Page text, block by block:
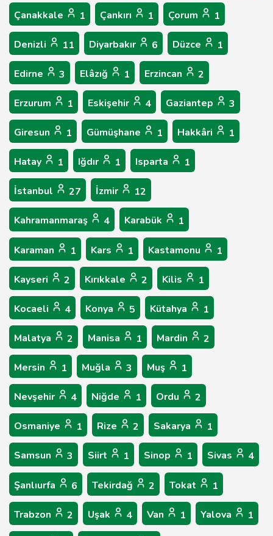
Çanakkale 1 Çankırı 1 Çorum 1
Denizli 11 Diyarbakır 6 Düzce 1
Edirne 3 Elâzığ 1 Erzincan 2
Erzurum 1 Eskişehir 4 Gaziantep 3
Giresun 1 Gümüşhane 1 Hakkâri 1
Hatay 1 Iğdır 1 Isparta 1
İstanbul 27 İzmir 12
Kahramanmaraş 4 Karabük 1
Karaman 1 Kars 1 Kastamonu 1
Kayseri 2 Kırıkkale 2 Kilis 1
Kocaeli 4 Konya 5 Kütahya 1
Malatya 2 Manisa 1 Mardin 2
Mersin 1 Muğla 3 Muş 1
Nevşehir 4 Niğde 1 Ordu 2
Osmaniye 1 Rize 2 Sakarya 1
Samsun 3 Siirt 1 Sinop 1 Sivas 4
Şanlıurfa 6 Tekirdağ 2 Tokat 1
Trabzon 2 Uşak 4 Van 1 Yalova 1